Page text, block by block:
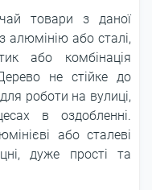
товари з даної
алюмінію або сталі,
або комбінація
не стійке до
роботи на вулиці,
в оздобленні.
або сталеві
дуже прості та